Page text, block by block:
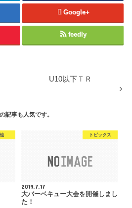
Google+
feedly
U10以下ＴＲ
記事も人気です。
トピックス
2019.7.17
大バーベキュー大会を開催しまし
た！